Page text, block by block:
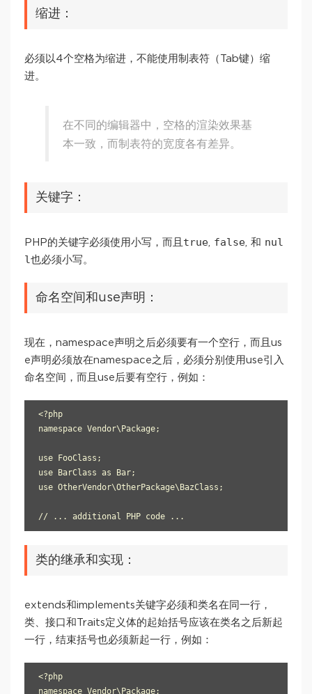
缩进：
必须以4个空格为缩进，不能使用制表符（Tab键）缩
进。
在不同的编辑器中，空格的渲染效果基
本一致，而制表符的宽度各有差异。
关键字：
PHP的关键字必须使用小写，而且 true, false, 和 nul
l也必须小写。
命名空间和use声明：
现在，namespace声明之后必须要有一个空行，而且us
e声明必须放在namespace之后，必须分别使用use引入
命名空间，而且use后要有空行，例如：
<?php
namespace Vendor\Package;
use FooClass;
use BarClass as Bar;
use OtherVendor\OtherPackage\BazClass;
类的继承和实现：
extends和implements关键字必须和类名在同一行，
类、接口和Traits定义体的起始括号应该在类名之后新起
一行，结束括号也必须新起一行，例如：
<?php
namespace Vendor\Package;